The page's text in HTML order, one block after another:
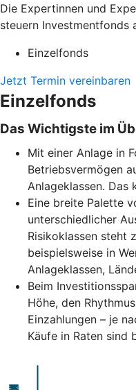
Die Expertinnen und
steuern Investmentfonds
Einzelfonds
Jetzt Termin vereinbaren
Einzelfonds
Das Wichtigste im
Mit einer Anlage in
Betriebsvermögen
Anlageklassen. Das
Eine breite Palette
unterschiedlicher
Risikoklassen steht
beispielsweise in
Anlageklassen,
Beim
Höhe, den
Einzahlungen – je
Käufe in Raten sind